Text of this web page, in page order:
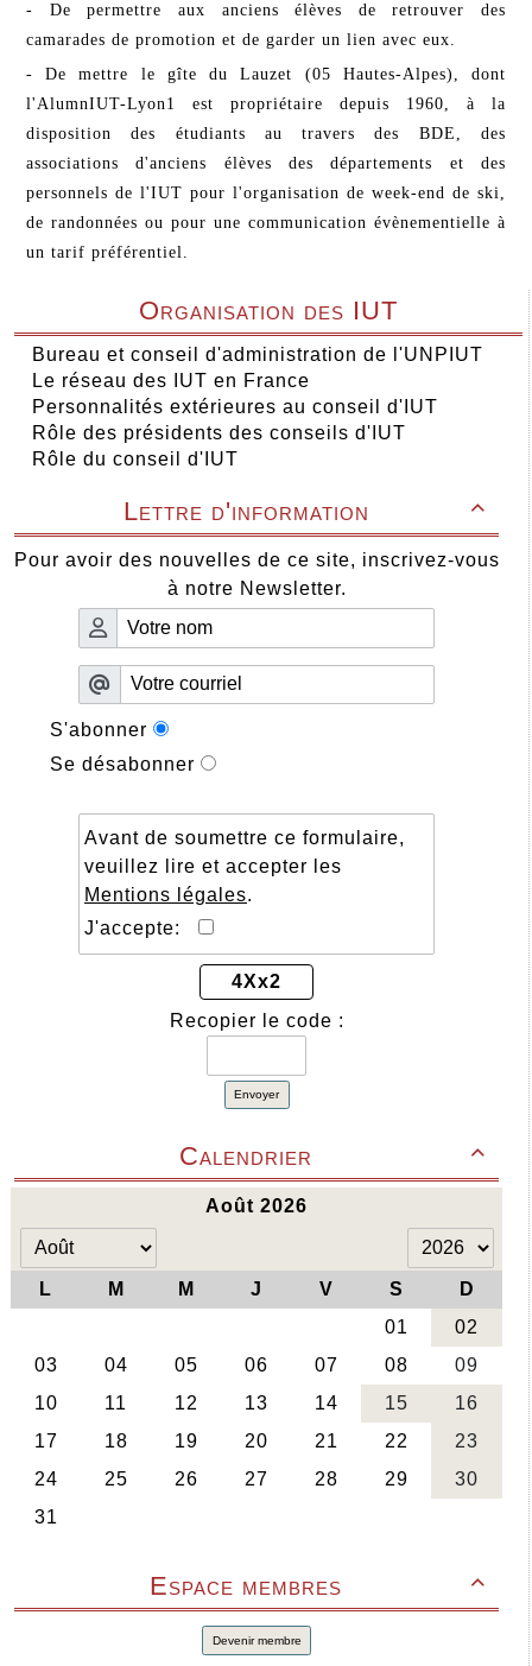
Organisation des IUT
Bureau et conseil d'administration de l'UNPIUT
Le réseau des IUT en France
Personnalités extérieures au conseil d'IUT
Rôle des présidents des conseils d'IUT
Rôle du conseil d'IUT

Lettre d'information
Pour avoir des nouvelles de ce site, inscrivez-vous
à notre Newsletter.
S'abonner
Se désabonner
Avant de soumettre ce formulaire,
veuillez lire et accepter les
Mentions légales.
J'accepte:
4Xx2
Recopier le code :
Envoyer

Calendrier

Espace membres
Devenir membre
- De permettre aux anciens élèves de retrouver des
camarades de promotion et de garder un lien avec eux.
- De mettre le gîte du Lauzet (05 Hautes-Alpes), dont
l'AlumnIUT-Lyon1 est propriétaire depuis 1960, à la
disposition des étudiants au travers des BDE, des
associations d'anciens élèves des départements et des
personnels de l'IUT pour l'organisation de week-end de ski,
de randonnées ou pour une communication évènementielle à
un tarif préférentiel.